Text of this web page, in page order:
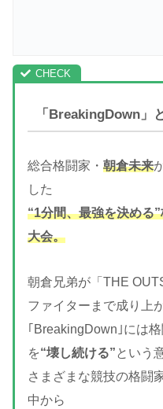
「BreakingDown」
総合格闘家・ 朝倉未来
した
“1分間、最強を決める
大会。
朝倉兄弟が「THE
ファイターまで成り上
｢BreakingDown｣には
を“壊し続ける” という
さまざまな競技の格闘
中から